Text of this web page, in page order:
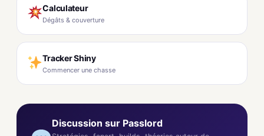
Calculateur
Dégâts & couverture
Tracker Shiny
Commencer une chasse
Discussion sur Passlord